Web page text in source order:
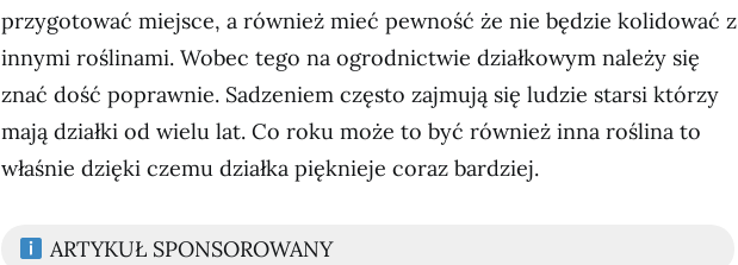
przygotować miejsce, a również mieć pewność że nie będzie kolidować z
innymi roślinami. Wobec tego na ogrodnictwie działkowym należy się
znać dość poprawnie. Sadzeniem często zajmują się ludzie starsi którzy
mają działki od wielu lat. Co roku może to być również inna roślina to
właśnie dzięki czemu działka pięknieje coraz bardziej.
ARTYKUŁ SPONSOROWANY